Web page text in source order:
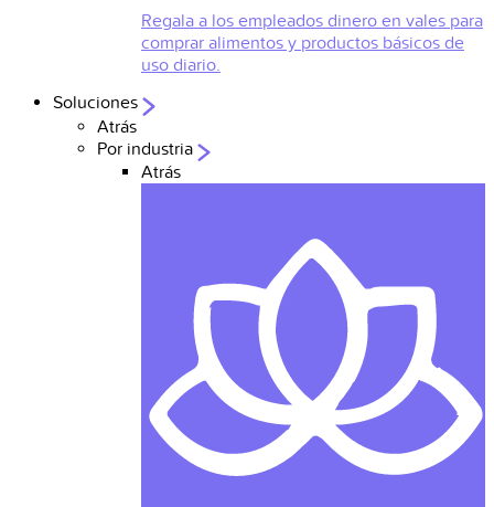
Regala a los empleados dinero en vales para
comprar alimentos y productos básicos de
uso diario.
Soluciones
Atrás
Por industria
Atrás